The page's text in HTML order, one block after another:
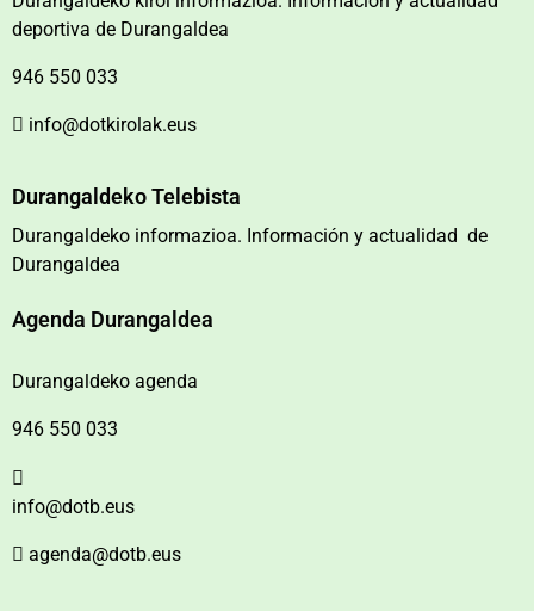
deportiva de Durangaldea
946 550 033
info@dotkirolak.eus
Durangaldeko Telebista
Durangaldeko informazioa. Información y actualidad de
Durangaldea
Agenda Durangaldea
Durangaldeko agenda
946 550 033
info@dotb.eus
agenda@dotb.eus